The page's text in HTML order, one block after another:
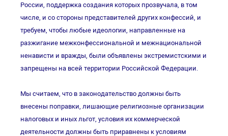
России, поддержка создания которых прозвучала, в том
числе, и со стороны представителей других конфессий, и
требуем, чтобы любые идеологии, направленные на
разжигание межконфессиональной и межнациональной
ненависти и вражды, были объявлены экстремистскими и
запрещены на всей территории Российской Федерации.
Мы считаем, что в законодательство должны быть
внесены поправки, лишающие религиозные организации
налоговых и иных льгот, условия их коммерческой
деятельности должны быть приравнены к условиям